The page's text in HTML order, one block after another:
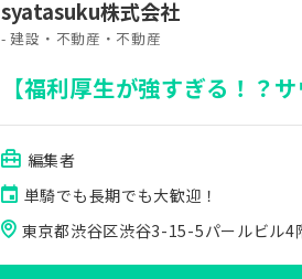
syatasuku株式会社
- 建設・不動産・不動産
【福利厚生が強すぎる！？
編集者
単騎でも長期でも大歓迎！
東京都渋谷区渋谷3-15-5パールビル4